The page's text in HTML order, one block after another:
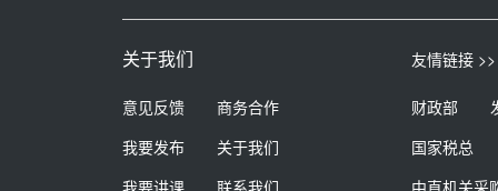
关于我们
意见反馈
商务合作
我要发布
关于我们
我要讲课
联系我们
友情链接 >>
财政部
国家税总
中直机关采